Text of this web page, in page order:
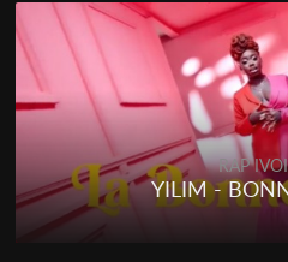
RAP
YILIM -